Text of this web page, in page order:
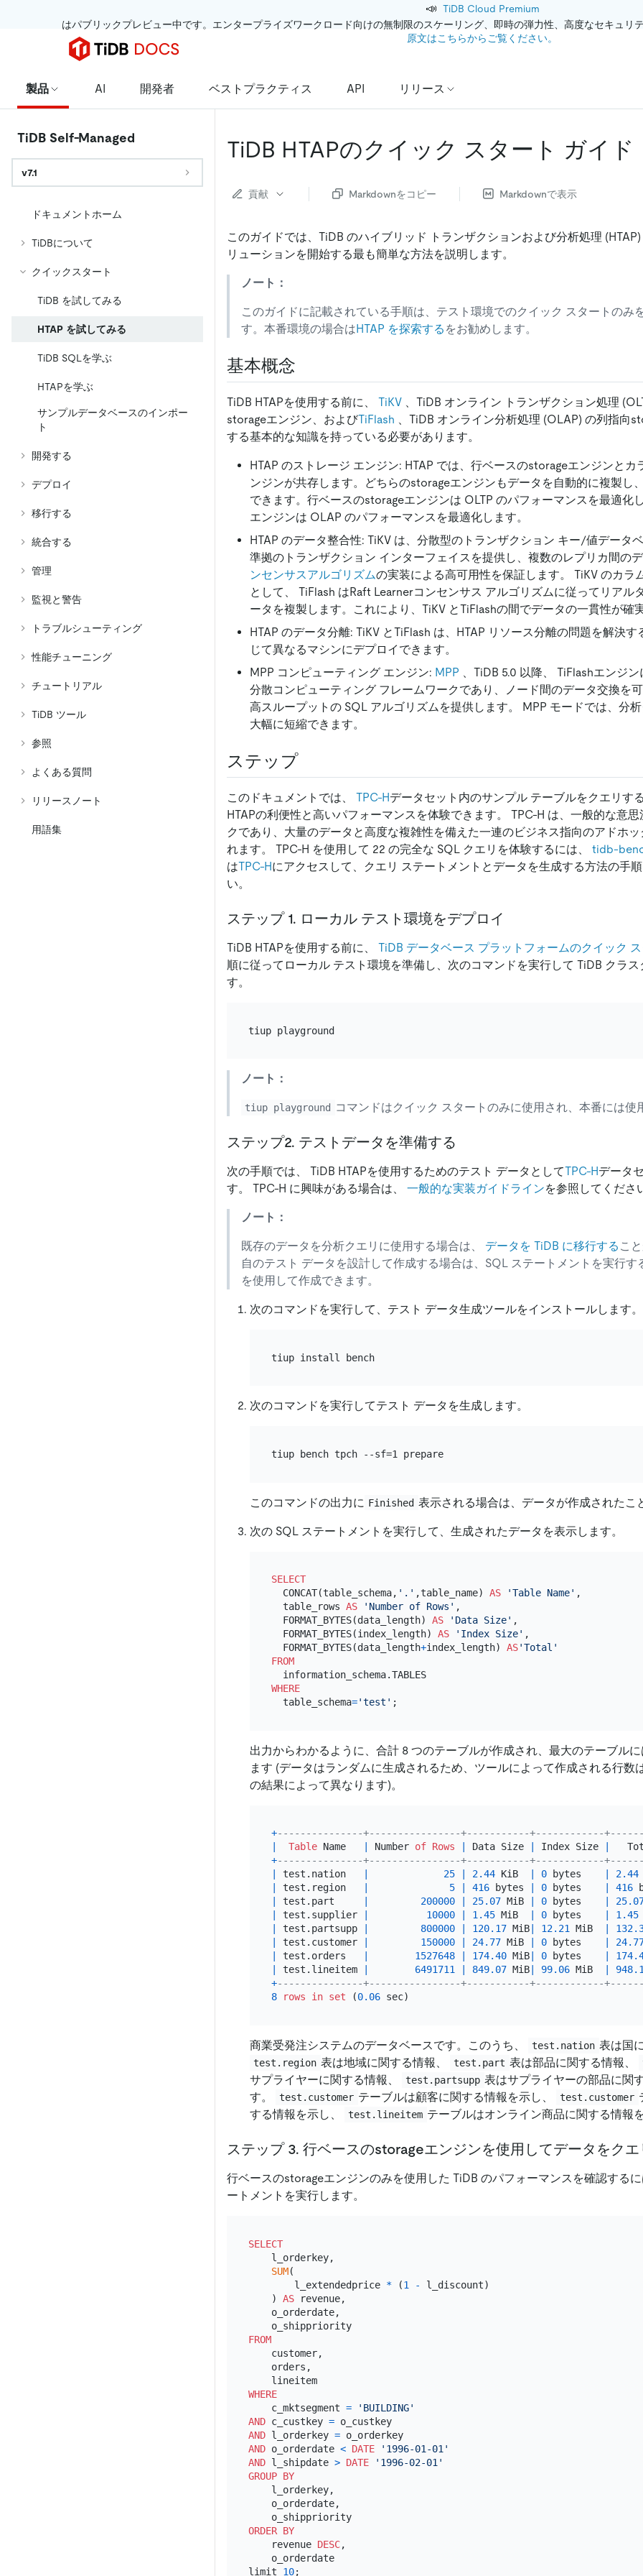
📣 TiDB Cloud Premium
はパブリックプレビュー中です。エンタープライズワークロード向けの無制限のスケーリング、即時の弾力性、高度なセキュリ
原文はこちらからご覧ください。
製品 AI 開発者 ベストプラクティス API リリース
TiDB Self-Managed
v7.1
ドキュメントホーム
TiDBについて
クイックスタート
TiDB を試してみる
HTAP を試してみる
TiDB SQLを学ぶ
HTAPを学ぶ
サンプルデータベースのインポー
ト
開発する
デプロイ
移行する
統合する
管理
監視と警告
トラブルシューティング
性能チューニング
チュートリアル
TiDB ツール
参照
よくある質問
リリースノート
用語集
TiDB HTAPのクイック スタート ガイド
貢献 Markdownをコピー Markdownで表示
このガイドでは、TiDB のハイブリッド トランザクションおよび分析処理
リューションを開始する最も簡単な方法を説明します。
ノート：
このガイドに記載されている手順は、テスト環境でのクイック スタートのみ
す。本番環境の場合はHTAP を探索する をお勧めします。
基本概念
TiDB HTAPを使用する前に、 TiKV 、TiDB オンライン トランザクション処理
storageエンジン、およびTiFlash 、TiDB オンライン分析処理 (OLAP) の列指向
する基本的な知識を持っている必要があります。
HTAP のストレージ エンジン: HTAP では、行ベースのstorageエンジンとカ
ンジンが共存します。どちらのstorageエンジンもデータを自動的に複製し
できます。行ベースのstorageエンジンは OLTP のパフォーマンスを最適化
エンジンは OLAP のパフォーマンスを最適化します。
HTAP のデータ整合性: TiKV は、分散型のトランザクション キー/値データ
準拠のトランザクション インターフェイスを提供し、複数のレプリカ間の
ンセンサスアルゴリズムの実装による高可用性を保証します。 TiKV のカラ
として、 TiFlash はRaft Learnerコンセンサス アルゴリズムに従ってリアル
ータを複製します。これにより、TiKV とTiFlashの間でデータの一貫性が確
HTAP のデータ分離: TiKV とTiFlash は、HTAP リソース分離の問題を解決
じて異なるマシンにデプロイできます。
MPP コンピューティング エンジン: MPP 、TiDB 5.0 以降、 TiFlashエンジ
分散コンピューティング フレームワークであり、ノード間のデータ交換を可
高スループットの SQL アルゴリズムを提供します。 MPP モードでは、分
大幅に短縮できます。
ステップ
このドキュメントでは、 TPC-Hデータセット内のサンプル テーブルをクエリす
HTAPの利便性と高いパフォーマンスを体験できます。 TPC-H は、一般的な意
クであり、大量のデータと高度な複雑性を備えた一連のビジネス指向のアドホッ
れます。 TPC-H を使用して 22 の完全な SQL クエリを体験するには、 tidb-
はTPC-Hにアクセスして、クエリ ステートメントとデータを生成する方法の手
い。
ステップ 1. ローカル テスト環境をデプロイ
TiDB HTAPを使用する前に、 TiDB データベース プラットフォームのクイック
順に従ってローカル テスト環境を準備し、次のコマンドを実行して TiDB クラス
す。
tiup playground
ノート：
tiup playground コマンドはクイック スタートのみに使用され、本番には使
ステップ2. テストデータを準備する
次の手順では、 TiDB HTAPを使用するためのテスト データとしてTPC-Hデータ
す。 TPC-H に興味がある場合は、 一般的な実装ガイドラインを参照してくださ
ノート：
既存のデータを分析クエリに使用する場合は、 データを TiDB に移行する こ
自のテスト データを設計して作成する場合は、SQL ステートメントを実行す
を使用して作成できます。
次のコマンドを実行して、テスト データ生成ツールをインストールします。
tiup install bench
次のコマンドを実行してテスト データを生成します。
tiup bench tpch --sf=1 prepare
このコマンドの出力に Finished 表示される場合は、データが作成されたこ
次の SQL ステートメントを実行して、生成されたデータを表示します。
SELECT
  CONCAT(table_schema,
'.' ,table_name) AS 'Table Name' ,
  table_rows
AS 'Number of Rows' ,
  FORMAT_BYTES(data_length)
AS 'Data Size' ,
  FORMAT_BYTES(index_length)
AS 'Index Size' ,
  FORMAT_BYTES(data_length
+index_length) AS'Total'
FROM
  information_schema.TABLES
WHERE
  table_schema
='test'
出力からわかるように、合計 8 つのテーブルが作成され、最大のテーブル
ます (データはランダムに生成されるため、ツールによって作成される行数
の結果によって異なります)。
+---------------+----------------+-----------+------------
Table Name Number of Rows Data Size Index Size
+---------------+----------------+-----------+------------
test.nation 25 2.44 KiB 0 bytes 2.44
test.region 5 416 bytes 0 bytes 416
test.part 200000 25.07 MiB 0 bytes
test.supplier 10000 1.45 MiB 0 bytes 1.45
test.partsupp 800000 120.17 MiB| 12.21 MiB
test.customer 150000 24.77 MiB 0 bytes
test.orders 1527648 174.40 MiB| 0 bytes
test.lineitem 6491711 849.07 MiB| 99.06 MiB
+---------------+----------------+-----------+------------
8
rows in set (0.06
商業受発注システムのデータベースです。このうち、 test.nation 表は国
test.region 表は地域に関する情報、 test.part 表は部品に関する情報、
サプライヤーに関する情報、
test.partsupp 表はサプライヤーの部品に関
す。
test.customer テーブルは顧客に関する情報を示し、 test.customer
する情報を示し、
test.lineitem テーブルはオンライン商品に関する情報
ステップ 3. 行ベースのstorageエンジンを使用してデータをクエ
行ベースのstorageエンジンのみを使用した TiDB のパフォーマンスを確認する
ートメントを実行します。
SELECT
    l_orderkey,
SUM(
        l_extendedprice
* (1 - l_discount)
    )
AS revenue,
    o_orderdate,
    o_shippriority
FROM
    customer,
    orders,
    lineitem
WHERE
    c_mktsegment
=
'BUILDING'
AND c_custkey =
o_custkey
AND l_orderkey =
o_orderkey
AND o_orderdate < DATE
'1996-01-01'
AND l_shipdate > DATE
'1996-02-01'
GROUP BY
    l_orderkey,
    o_orderdate,
    o_shippriority
ORDER BY
    revenue
DESC,
    o_orderdate
limit 10